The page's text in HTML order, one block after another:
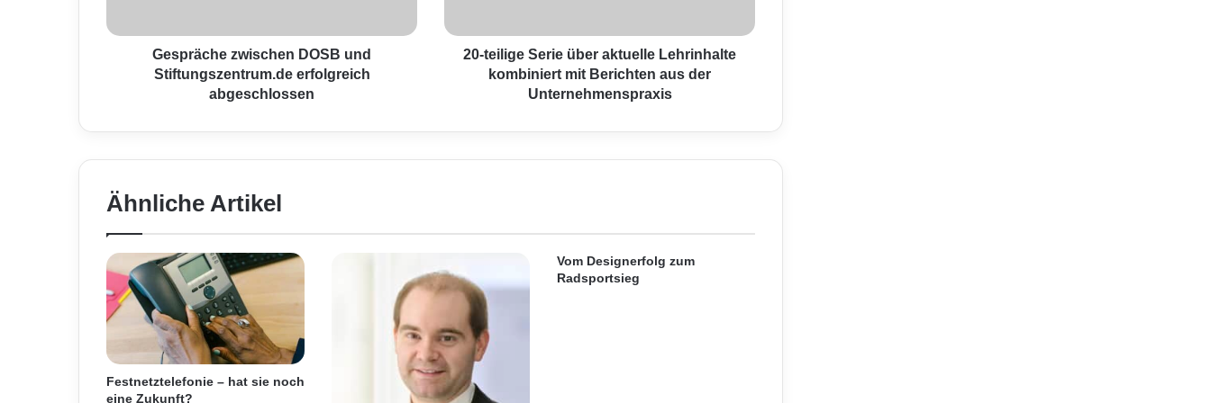
e
c
D
S
B
n
d
t
i
f
Gespräche zwischen DOSB und
Stiftungszentrum.de erfolgreich
abgeschlossen
g
i
t
u
l
l
e
L
20-teilige Serie über aktuelle Lehrinhalte
kombiniert mit Berichten aus der
Unternehmenspraxis
Ähnliche Artikel
Festnetztelefonie – hat sie noch
eine Zukunft?
Vom Designerfolg zum
Radsportsieg